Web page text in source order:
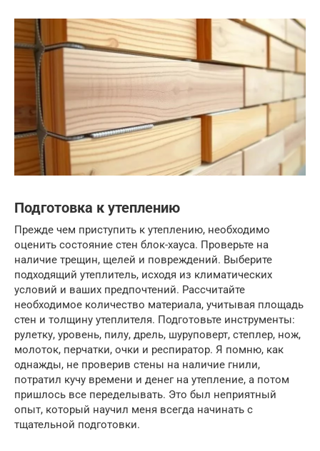
Подготовка к утеплению
Прежде чем приступить к утеплению, необходимо
оценить состояние стен блок-хауса. Проверьте на
наличие трещин, щелей и повреждений. Выберите
подходящий утеплитель, исходя из климатических
условий и ваших предпочтений. Рассчитайте
необходимое количество материала, учитывая площадь
стен и толщину утеплителя. Подготовьте инструменты:
рулетку, уровень, пилу, дрель, шуруповерт, степлер, нож,
молоток, перчатки, очки и респиратор. Я помню, как
однажды, не проверив стены на наличие гнили,
потратил кучу времени и денег на утепление, а потом
пришлось все переделывать. Это был неприятный
опыт, который научил меня всегда начинать с
тщательной подготовки.